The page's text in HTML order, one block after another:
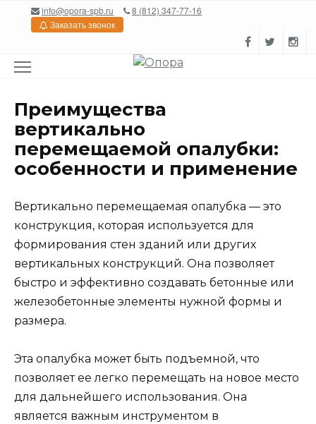
Перейтиinfo@opora-spb.ru
8 (812) 347-77-16
Заказать звонок
Преимущества
вертикально
перемещаемой опалубки:
особенности и применение
Вертикально перемещаемая опалубка — это
конструкция, которая используется для
формирования стен зданий или других
вертикальных конструкций. Она позволяет
быстро и эффективно создавать бетонные или
железобетонные элементы нужной формы и
размера.
Эта опалубка может быть подъемной, что
позволяет ее легко перемещать на новое место
для дальнейшего использования. Она
является важным инструментом в